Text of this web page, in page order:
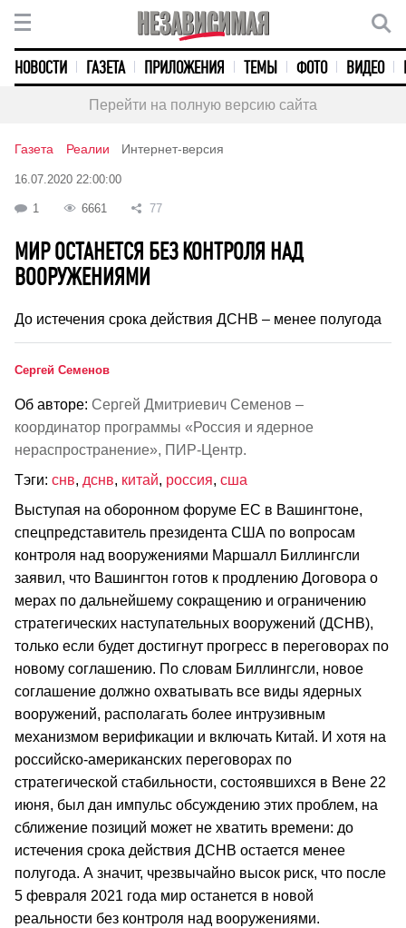
НОВОСТИ ГАЗЕТА ПРИЛОЖЕНИЯ ТЕМЫ ФОТО ВИДЕО
Перейти на полную версию сайта
Газета Реалии Интернет-версия
16.07.2020 22:00:00
1 6661 77
МИР ОСТАНЕТСЯ БЕЗ КОНТРОЛЯ НАД
ВООРУЖЕНИЯМИ
До истечения срока действия ДСНВ – менее полугода
Сергей Семенов
Об авторе: Сергей Дмитриевич Семенов –
координатор программы «Россия и ядерное
нераспространение», ПИР-Центр.
Тэги: снв, дснв, китай, россия, сша
Выступая на оборонном форуме ЕС в Вашингтоне,
спецпредставитель президента США по вопросам
контроля над вооружениями Маршалл Биллингсли
заявил, что Вашингтон готов к продлению Договора о
мерах по дальнейшему сокращению и ограничению
стратегических наступательных вооружений (ДСНВ),
только если будет достигнут прогресс в переговорах по
новому соглашению. По словам Биллингсли, новое
соглашение должно охватывать все виды ядерных
вооружений, располагать более интрузивным
механизмом верификации и включать Китай. И хотя на
российско-американских переговорах по
стратегической стабильности, состоявшихся в Вене 22
июня, был дан импульс обсуждению этих проблем, на
сближение позиций может не хватить времени: до
истечения срока действия ДСНВ остается менее
полугода. А значит, чрезвычайно высок риск, что после
5 февраля 2021 года мир останется в новой
реальности без контроля над вооружениями.